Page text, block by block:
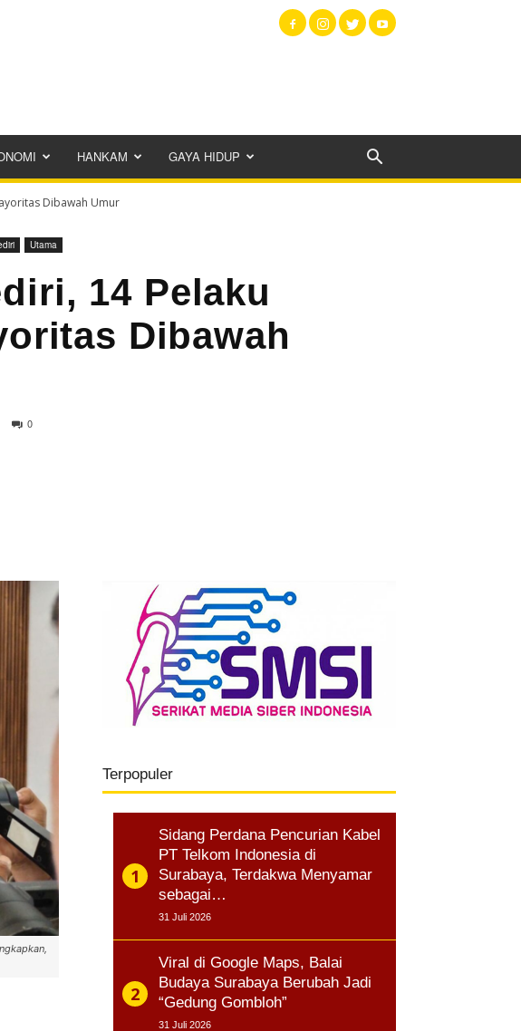
HANKAM GAYA HIDUP
Dibawah Umur
Utama
14 Pelaku
Dibawah
0
Terpopuler
Sidang Perdana Pencurian Kabel
PT Telkom Indonesia di
Surabaya, Terdakwa Menyamar
sebagai…
31 Juli 2026
Viral di Google Maps, Balai
Budaya Surabaya Berubah Jadi
“Gedung Gombloh”
31 Juli 2026